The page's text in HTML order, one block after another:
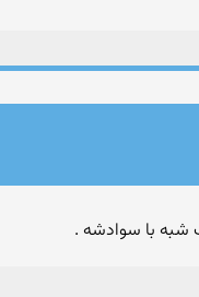
شبه با سوادشه .